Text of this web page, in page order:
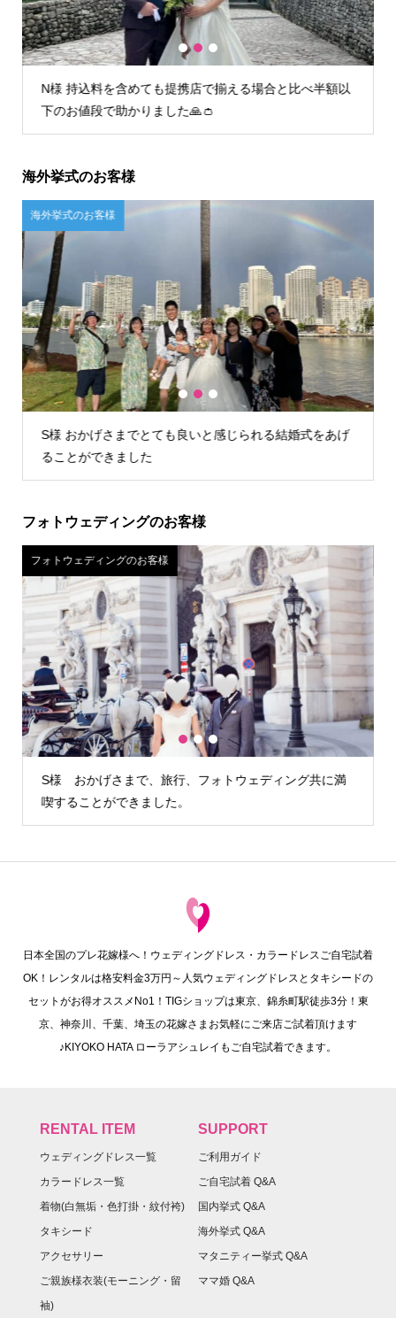
I様 初回フィッティング時からとても丁寧な接客で安心
してお任せすることができました。
1 2 3
海外挙式のお客様
U様 店舗が遠かったので自宅試着しましたが、問題なく
試着できお値段含めてこちらに決めました。
ご自宅試着のお客様
1 2 3
フォトウェディングのお客様
H様 カメラマンさんが雨の降らない時間を見計らって外
でも写真を撮る…
フォトウェディングのお客様
1 2 3
日本全国のプレ花嫁様へ！ウェディングドレス・カラードレスご自宅試着
OK！レンタルは格安料金3万円～人気ウェディングドレスとタキシードの
セットがお得オススメNo1！TIGショップは東京、錦糸町駅徒歩3分！東
京、神奈川、千葉、埼玉の花嫁さまお気軽にご来店ご試着頂けます
♪KIYOKO HATA ローラアシュレイもご自宅試着できます。
RENTAL ITEM
ウェディングドレス一覧
カラードレス一覧
着物(白無垢・色打掛・紋付袴)
タキシード
アクセサリー
ご親族様衣装(モーニング・留
袖)
SUPPORT
ご利用ガイド
ご自宅試着 Q&A
国内挙式 Q&A
海外挙式 Q&A
マタニティー挙式 Q&A
ママ婚 Q&A